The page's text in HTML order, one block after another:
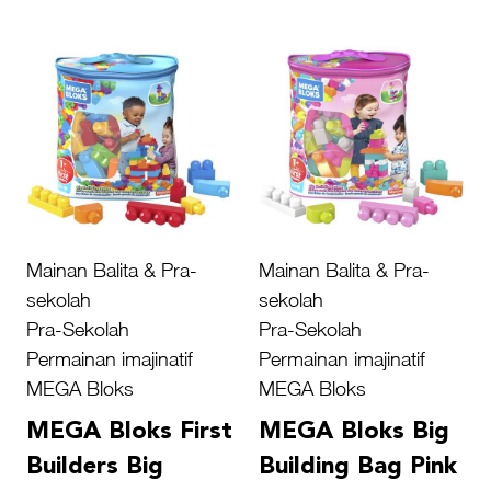
Mainan Balita & Pra-
sekolah
Pra-Sekolah
Permainan imajinatif
MEGA Bloks
MEGA Bloks First
Builders Big
Mainan Balita & Pra-
sekolah
Pra-Sekolah
Permainan imajinatif
MEGA Bloks
MEGA Bloks Big
Building Bag Pink